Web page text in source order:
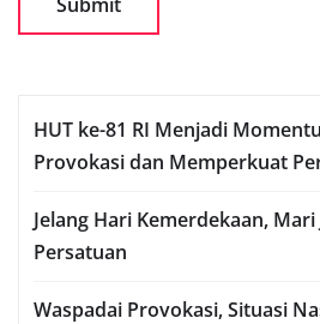
HUT ke-81 RI Menjadi
Provokasi dan Memperkuat
Jelang Hari Kemerdekaan,
Persatuan
Waspadai Provokasi, Situasi